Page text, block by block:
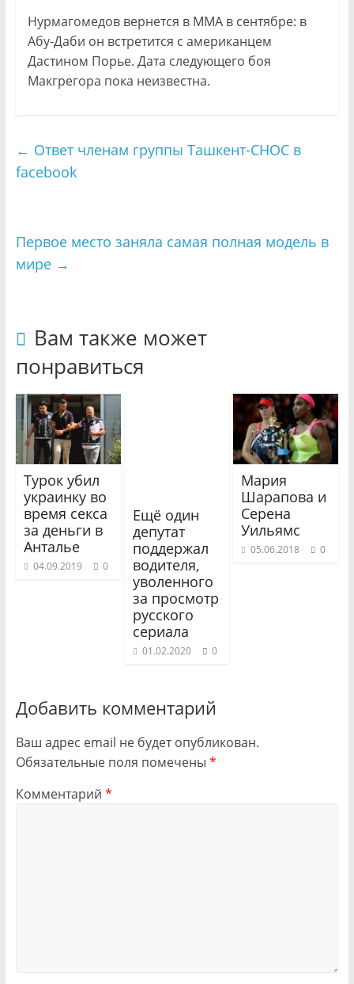
Нурмагомедов вернется в ММА в сентябре: в
Абу-Даби он встретится с американцем
Дастином Порье. Дата следующего боя
Макгрегора пока неизвестна.
← Ответ членам группы Ташкент-СНОС в
facebook
Первое место заняла самая полная модель в
мире →
Вам также может
понравиться
Турок убил
украинку во
время секса
за деньги в
Анталье
04.09.2019 0
Ещё один
депутат
поддержал
водителя,
уволенного
за просмотр
русского
сериала
01.02.2020 0
Мария
Шарапова и
Серена
Уильямс
05.06.2018 0
Добавить комментарий
Ваш адрес email не будет опубликован.
Обязательные поля помечены *
Комментарий *